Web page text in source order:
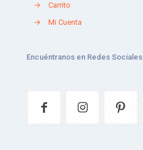
→
Carrito
→
Mi Cuenta
Encuéntranos en Redes Sociales